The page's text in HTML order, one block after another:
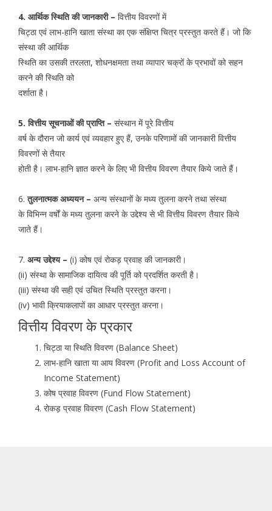
4. आर्थिक स्थिति की जानकारी – वित्तीय विवरणों में
चिट्ठा एवं लाभ-हानि खाता संस्था का एक संक्षिप्त चित्र प्रस्तुत करते हैं। जो कि
संस्था की आर्थिक
स्थिति का उसकी तरलता, शोधनक्षमता तथा व्यापार चक्रों के प्रभावों को सहन
करने की स्थिति को
दर्शाता है।
5. वित्तीय सूचनाओं की प्राप्ति – संस्थान में पूरे वित्तीय
वर्ष के दौरान जो कार्य एवं व्यवहार हुए हैं, उनके परिणामों की जानकारी वित्तीय
विवरणों से तैयार
होती है। लाभ-हानि ज्ञात करने के लिए भी वित्तीय विवरण तैयार किये जाते हैं।
6.तुलनात्मक अध्ययन – अन्य संस्थानों के मध्य तुलना करने तथा संस्था
के विभिन्न वर्षों के मध्य तुलना करने के उद्देश्य से भी वित्तीय विवरण तैयार किये
जाते हैं।
7. अन्य उद्देश्य – (i) कोष एवं रोकड़ प्रवाह की जानकारी।
(ii) संस्था के सामाजिक दायित्व की पूर्ति को प्रदर्शित करती है।
(iii) संस्था की सही एवं उचित स्थिति प्रस्तुत करना।
(iv) भावी क्रियाकलापों का आधार प्रस्तुत करना।
वित्तीय विवरण के प्रकार
चिट्ठा या स्थिति विवरण (Balance Sheet)
लाभ-हानि खाता या आय विवरण (Profit and Loss Account of
Income Statement)
कोष प्रवाह विवरण (Fund Flow Statement)
रोकड़ प्रवाह विवरण (Cash Flow Statement)